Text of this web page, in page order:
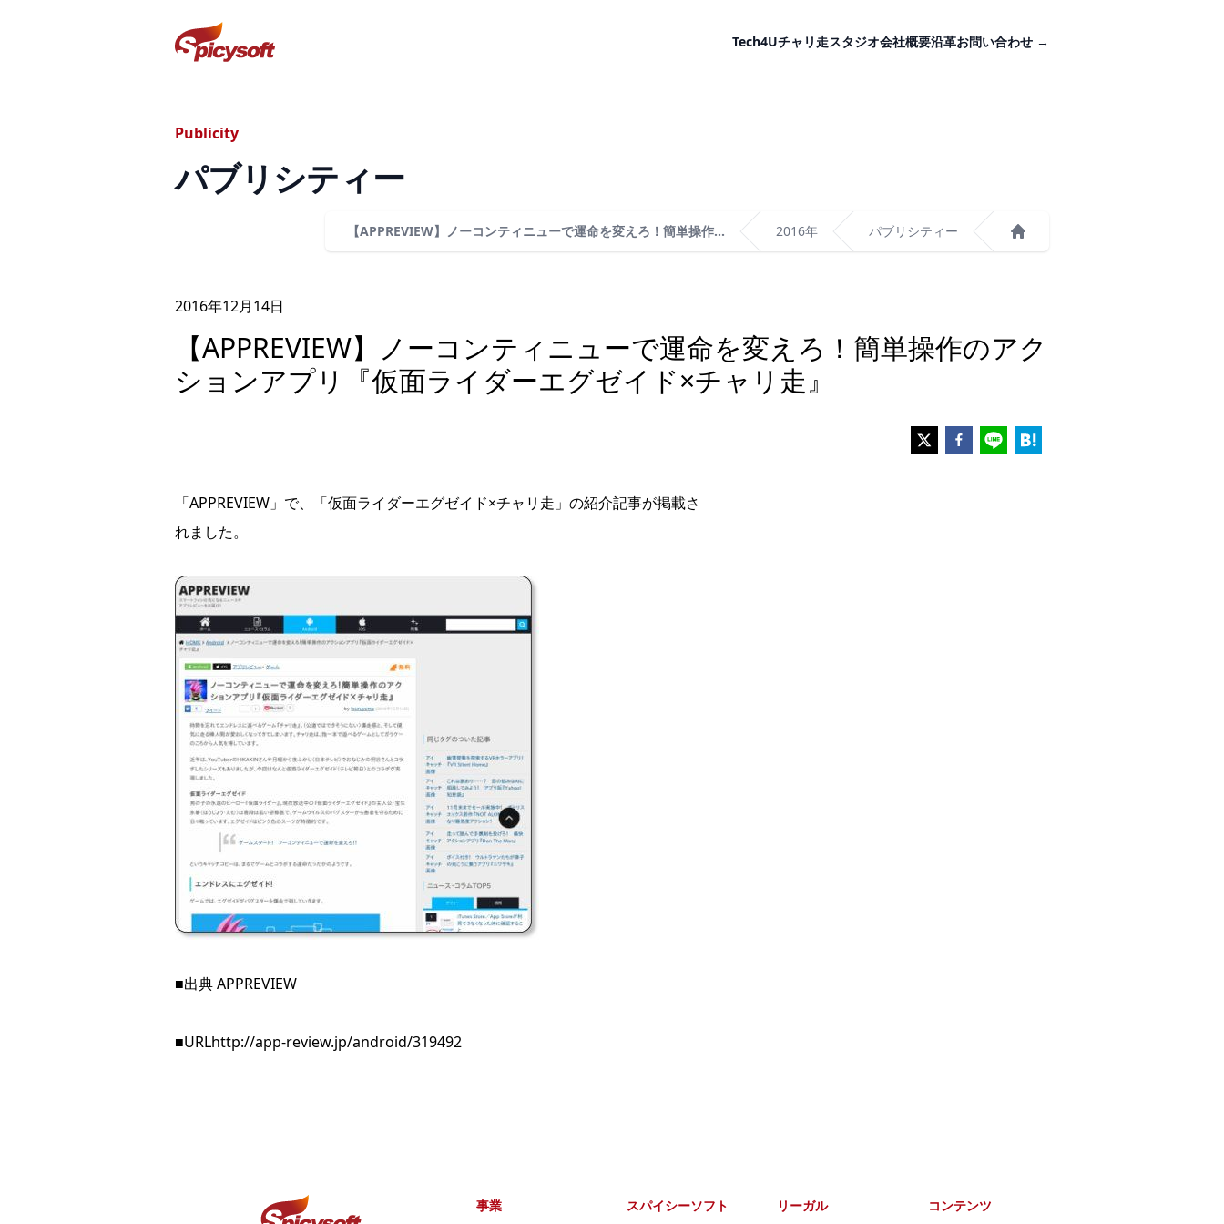
スパイシーソフト株式会社 Tech4Uチャリ走スタジオ会社概要沿革お問い合わせ →
Publicity
パブリシティー
【APPREVIEW】ノーコンティニューで運命を変えろ！簡単操作... 2016年 パブリシティー
2016年12月14日
【APPREVIEW】ノーコンティニューで運命を変えろ！簡単操作のアク
ションアプリ『仮面ライダーエグゼイド×チャリ走』
「APPREVIEW」で、「仮面ライダーエグゼイド×チャリ走」の紹介記事が掲載さ
れました。
■出典 APPREVIEW
■URLhttp://app-review.jp/android/319492
事業 スパイシーソフト リーガル コンテンツ